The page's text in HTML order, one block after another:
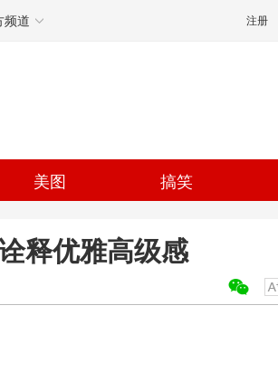
频道 注册
美图 搞笑
释优雅高级感